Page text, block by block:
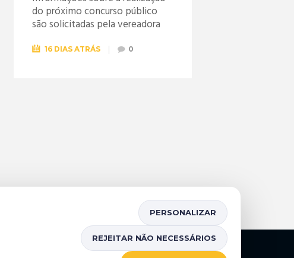
do próximo concurso público
são solicitadas pela vereadora
16 DIAS ATRÁS 0
Mapa do Site
Portal da Transparência
PERSONALIZAR
REJEITAR NÃO NECESSÁRIOS